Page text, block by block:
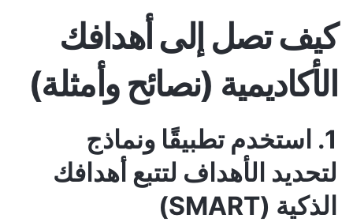
كيف تصل إلى أهدافك
الأكاديمية (نصائح وأمثلة)
1. استخدم تطبيقًا ونماذج
لتحديد الأهداف لتتبع أهدافك
الذكية (SMART)